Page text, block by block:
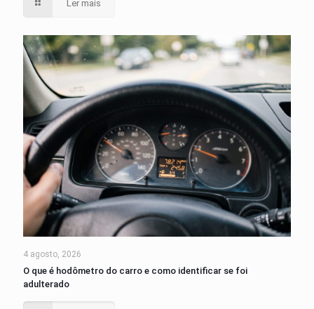
Ler mais
4 agosto, 2026
O que é hodômetro do carro e como identificar se foi
adulterado